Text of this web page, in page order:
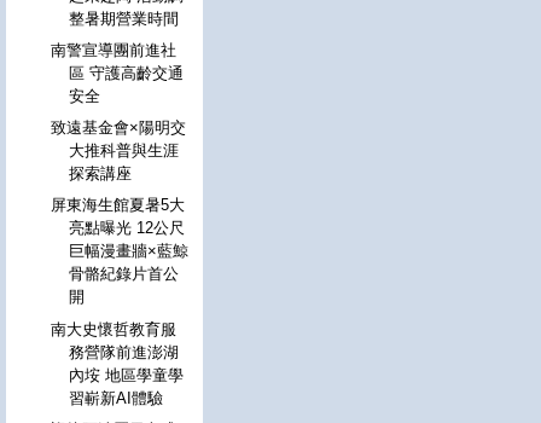
整暑期營業時間
南警宣導團前進社
區 守護高齡交通
安全
致遠基金會×陽明交
大推科普與生涯
探索講座
屏東海生館夏暑5大
亮點曝光 12公尺
巨幅漫畫牆×藍鯨
骨骼紀錄片首公
開
南大史懷哲教育服
務營隊前進澎湖
內垵 地區學童學
習嶄新AI體驗